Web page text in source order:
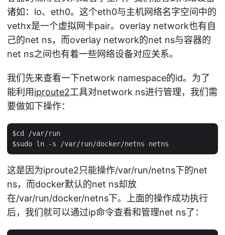
诸如：lo、eth0。这个eth0与主机网络名字空间中的
vethx是一个虚拟网卡pair。overlay network也有自
己的net ns，而overlay network的net ns与容器的
net ns之间也有着一些网络设备对应关系。
我们先来查看一下network namespace的id。为了
能利用iproute2工具对network ns进行管理，我们需
要做如下操作：
$cd /var/run
这是因为iproute2只能操作/var/run/netns下的net
ns，而docker默认的net ns却放
在/var/run/docker/netns下。上面的操作成功执行
后，我们就可以通过ip命令查看和管理net ns了：